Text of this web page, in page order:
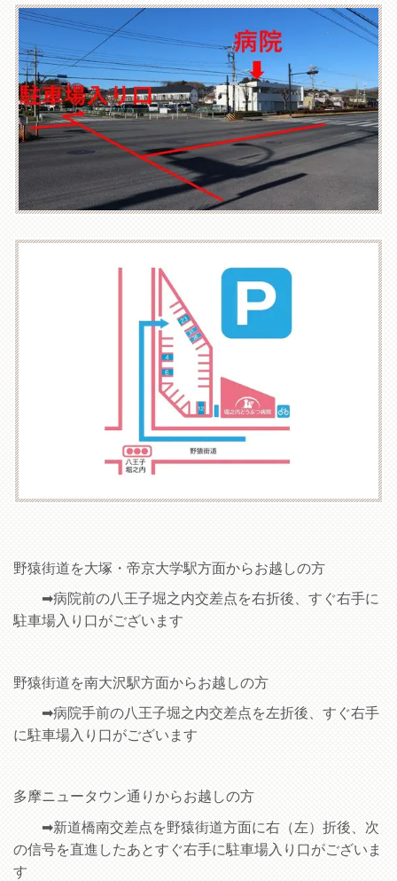
野猿街道を大塚・帝京大学駅方面からお越しの方
➡病院前の八王子堀之内交差点を右折後、すぐ右手に
駐車場入り口がございます
野猿街道を南大沢駅方面からお越しの方
➡病院手前の八王子堀之内交差点を左折後、すぐ右手
に駐車場入り口がございます
多摩ニュータウン通りからお越しの方
➡新道橋南交差点を野猿街道方面に右（左）折後、次
の信号を直進したあとすぐ右手に駐車場入り口がございま
す